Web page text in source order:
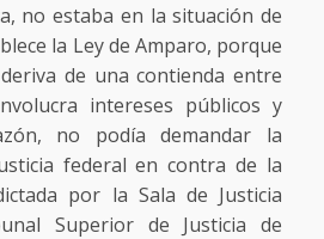
no estaba en la situación de
la Ley de Amparo, porque
de una contienda entre
intereses públicos y
no podía demandar la
federal en contra de la
por la Sala de Justicia
Superior de Justicia de